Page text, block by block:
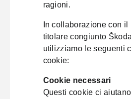
ragioni.
In collaborazione con il
titolare congiunto
utilizziamo le seguenti
cookie:
Cookie necessari
Questi cookie ci